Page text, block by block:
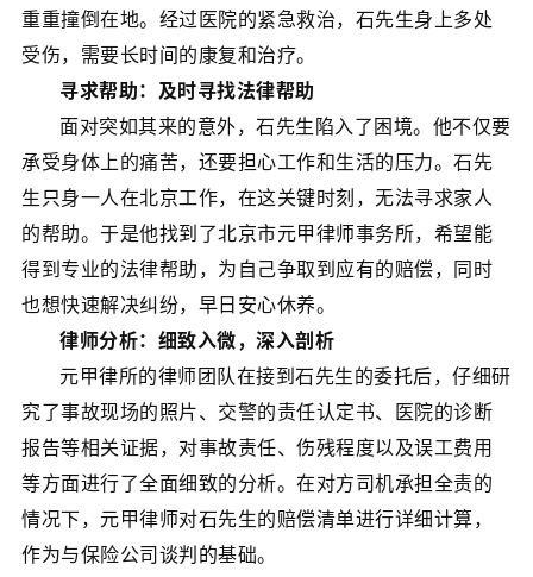
重重撞倒在地。经过医院的紧急救治，石先生身上多处
受伤，需要长时间的康复和治疗。
寻求帮助：及时寻找法律帮助
面对突如其来的意外，石先生陷入了困境。他不仅要
承受身体上的痛苦，还要担心工作和生活的压力。石先
生只身一人在北京工作，在这关键时刻，无法寻求家人
的帮助。于是他找到了北京市元甲律师事务所，希望能
得到专业的法律帮助，为自己争取到应有的赔偿，同时
也想快速解决纠纷，早日安心休养。
律师分析：细致入微，深入剖析
元甲律所的律师团队在接到石先生的委托后，仔细研
究了事故现场的照片、交警的责任认定书、医院的诊断
报告等相关证据，对事故责任、伤残程度以及误工费用
等方面进行了全面细致的分析。在对方司机承担全责的
情况下，元甲律师对石先生的赔偿清单进行详细计算，
作为与保险公司谈判的基础。